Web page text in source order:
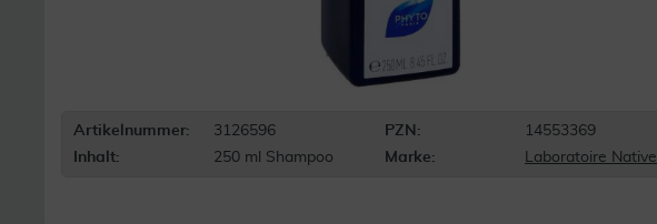
Artikelnummer: 3126596 PZN:
14553369
Inhalt:
250 ml Shampoo Marke: Laboratoire Native